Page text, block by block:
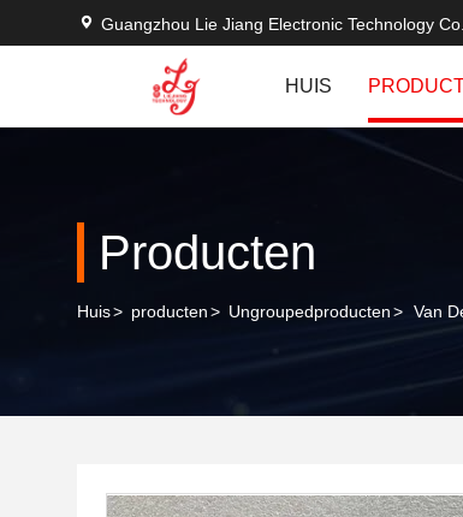
Guangzhou Lie Jiang Electronic Technology
HUIS
Producten
Huis> producten> Ungroupedproducten> Van